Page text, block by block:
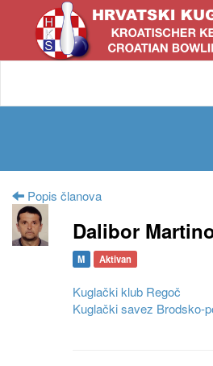
Popis članova
Dalibor
M Aktivan
Kuglački klub Regoč
Kuglački savez Brodsko-